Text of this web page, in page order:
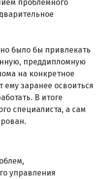
проблемного
было бы привлекать
преддипломную
на конкретное
ему заранее освоиться
В итоге
специалиста, а сам
управления